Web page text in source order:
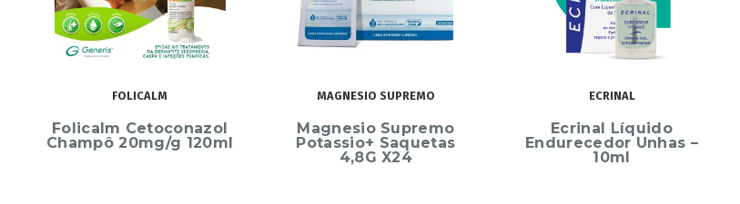
FOLICALM
Folicalm Cetoconazol
Champô 20mg/g 120ml
MAGNESIO SUPREMO
Magnesio Supremo
Potassio+ Saquetas
4,8G X24
ECRINAL
Ecrinal Líquido
Endurecedor Unhas –
10ml